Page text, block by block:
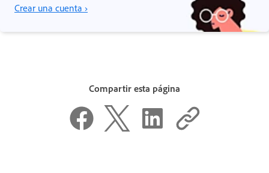
Crear una cuenta ›
Compartir esta página